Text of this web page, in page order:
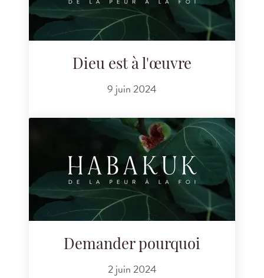
Dieu est à l'œuvre
9 juin 2024
Demander pourquoi
2 juin 2024